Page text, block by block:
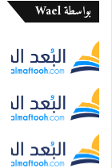
بواسطة Wael